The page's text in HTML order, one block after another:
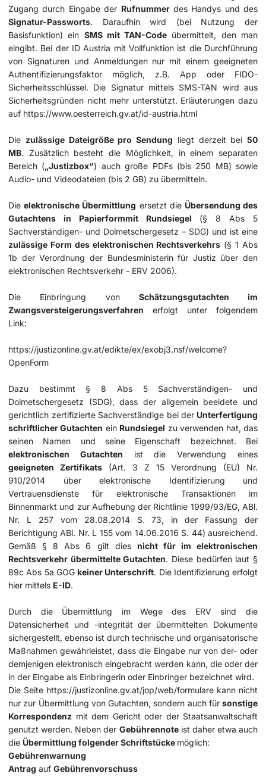
Zugang durch Eingabe der Rufnummerdes Handys und des
Signatur-Passworts. Daraufhin wird (bei Nutzung der
Basisfunktion) ein SMS mit TAN-Code übermittelt, den man
eingibt. Bei der ID Austria mit Vollfunktion ist die Durchführung
von Signaturen und Anmeldungen nur mit einem geeigneten
Authentifizierungsfaktor möglich, z.B. App oder FIDO-
Sicherheitsschlüssel. Die Signatur mittels SMS-TAN wird aus
Sicherheitsgründen nicht mehr unterstützt. Erläuterungen dazu
auf https://www.oesterreich.gv.at/id-austria.html
Die zulässige Dateigröße pro Sendung liegt derzeit bei 50
MB. Zusätzlich besteht die Möglichkeit, in einem separaten
Bereich („Justizbox“) auch große PDFs (bis 250 MB) sowie
Audio- und Videodateien (bis 2 GB) zu übermitteln.
Dieelektronische Übermittlung ersetzt die Übersendung des
Gutachtens in Papierformmit Rundsiegel (§ 8 Abs 5
Sachverständigen- und Dolmetschergesetz – SDG) und ist eine
zulässige Form des elektronischen Rechtsverkehrs (§ 1 Abs
1b der Verordnung der Bundesministerin für Justiz über den
elektronischen Rechtsverkehr - ERV 2006).
Die Einbringung von Schätzungsgutachten im
Zwangsversteigerungsverfahren erfolgt unter folgendem
Link:
https://justizonline.gv.at/edikte/ex/exobj3.nsf/welcome?
OpenForm
Dazu bestimmt § 8 Abs 5 Sachverständigen- und
Dolmetschergesetz (SDG), dass der allgemein beeidete und
gerichtlich zertifizierte Sachverständige bei der Unterfertigung
schriftlicher Gutachten ein Rundsiegel zu verwenden hat, das
seinen Namen und seine Eigenschaft bezeichnet. Bei
elektronischen Gutachten ist die Verwendung eines
geeigneten Zertifikats (Art. 3 Z 15 Verordnung (EU) Nr.
910/2014 über elektronische Identifizierung und
Vertrauensdienste für elektronische Transaktionen im
Binnenmarkt und zur Aufhebung der Richtlinie 1999/93/EG, ABl.
Nr. L 257 vom 28.08.2014 S. 73, in der Fassung der
Berichtigung ABl. Nr. L 155 vom 14.06.2016 S. 44) ausreichend.
Gemäß § 8 Abs 6 gilt dies nicht für im elektronischen
Rechtsverkehr übermittelte Gutachten. Diese bedürfen laut §
89c Abs 5a GOG keiner Unterschrift. Die Identifizierung erfolgt
hier mittels E-ID.
Durch die Übermittlung im Wege des ERV sind die
Datensicherheit und -integrität der übermittelten Dokumente
sichergestellt, ebenso ist durch technische und organisatorische
Maßnahmen gewährleistet, dass die Eingabe nur von der- oder
demjenigen elektronisch eingebracht werden kann, die oder der
in der Eingabe als Einbringerin oder Einbringer bezeichnet wird.
Die Seite https://justizonline.gv.at/jop/web/formulare kann nicht
nur zur Übermittlung von Gutachten, sondern auch für sonstige
Korrespondenz mit dem Gericht oder der Staatsanwaltschaft
genutzt werden. Neben der Gebührennoteist daher etwa auch
die Übermittlung folgender Schriftstücke möglich:
Gebührenwarnung
Antrag auf Gebührenvorschuss